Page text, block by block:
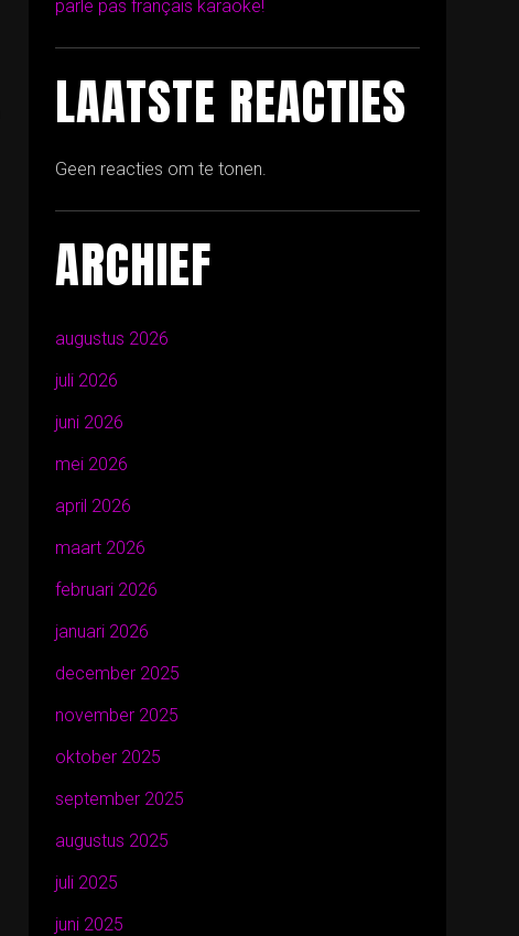
parle pas français karaoke!
LAATSTE REACTIES
Geen reacties om te tonen.
ARCHIEF
augustus 2026
juli 2026
juni 2026
mei 2026
april 2026
maart 2026
februari 2026
januari 2026
december 2025
november 2025
oktober 2025
september 2025
augustus 2025
juli 2025
juni 2025